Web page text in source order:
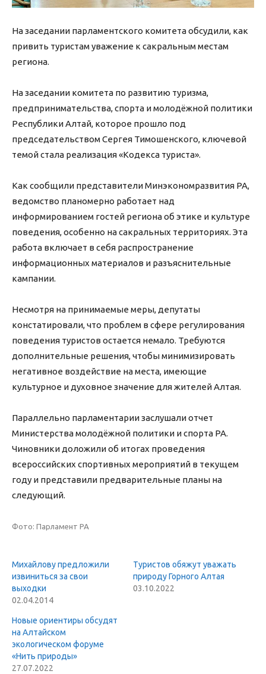
На заседании парламентского комитета обсудили, как
привить туристам уважение к сакральным местам
региона.
На заседании комитета по развитию туризма,
предпринимательства, спорта и молодёжной политики
Республики Алтай, которое прошло под
председательством Сергея Тимошенского, ключевой
темой стала реализация «Кодекса туриста».
Как сообщили представители Минэкономразвития РА,
ведомство планомерно работает над
информированием гостей региона об этике и культуре
поведения, особенно на сакральных территориях. Эта
работа включает в себя распространение
информационных материалов и разъяснительные
кампании.
Несмотря на принимаемые меры, депутаты
констатировали, что проблем в сфере регулирования
поведения туристов остается немало. Требуются
дополнительные решения, чтобы минимизировать
негативное воздействие на места, имеющие
культурное и духовное значение для жителей Алтая.
Параллельно парламентарии заслушали отчет
Министерства молодёжной политики и спорта РА.
Чиновники доложили об итогах проведения
всероссийских спортивных мероприятий в текущем
году и представили предварительные планы на
следующий.
Фото: Парламент РА
Михайлову предложили
извиниться за свои
выходки
02.04.2014
Туристов обяжут уважать
природу Горного Алтая
03.10.2022
Новые ориентиры обсудят
на Алтайском
экологическом форуме
«Нить природы»
27.07.2022